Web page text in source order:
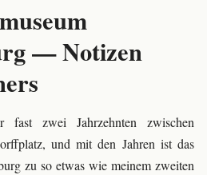
— Notizen
fast zwei Jahrzehnten zwischen
und mit den Jahren ist das
zu so etwas wie meinem zweiten